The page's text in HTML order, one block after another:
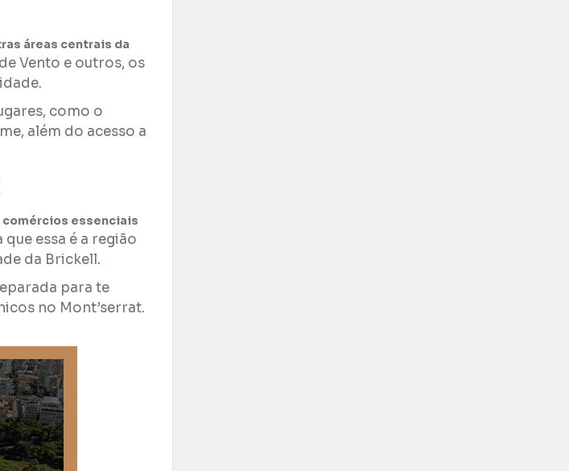
áreas centrais da
Vento e outros, os
como o
além do acesso a
comércios essenciais
essa é a região
da Brickell.
para te
no Mont’serrat.